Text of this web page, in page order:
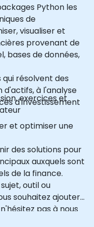
Python les
de
visualiser et
provenant de
bases de données,
résolvent des
d'actifs, à l'analyse
d'investissement
et optimiser une
exercices et
des solutions pour
auxquels sont
de la finance.
outil ou
souhaitez ajouter
pas à nous